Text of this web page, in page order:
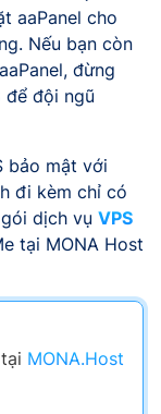
aaPanel cho
Nếu bạn còn
đừng
để đội ngũ
bảo mật với
đi kèm chỉ có
dịch vụ VPS
tại MONA Host
tại MONA.Host